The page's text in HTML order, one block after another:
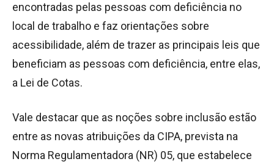
encontradas pelas pessoas com deficiência no
local de trabalho e faz orientações sobre
acessibilidade, além de trazer as principais leis que
beneficiam as pessoas com deficiência, entre elas,
a Lei de Cotas.
Vale destacar que as noções sobre inclusão estão
entre as novas atribuições da CIPA, prevista na
Norma Regulamentadora (NR) 05, que estabelece